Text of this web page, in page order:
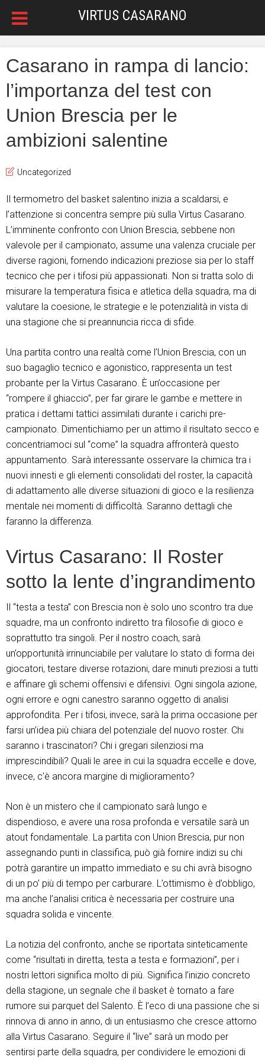
VIRTUS CASARANO
Casarano in rampa di lancio:
l’importanza del test con
Union Brescia per le
ambizioni salentine
Uncategorized
Il termometro del basket salentino inizia a scaldarsi, e
l’attenzione si concentra sempre più sulla Virtus Casarano.
L’imminente confronto con Union Brescia, sebbene non
valevole per il campionato, assume una valenza cruciale per
diverse ragioni, fornendo indicazioni preziose sia per lo staff
tecnico che per i tifosi più appassionati. Non si tratta solo di
misurare la temperatura fisica e atletica della squadra, ma di
valutare la coesione, le strategie e le potenzialità in vista di
una stagione che si preannuncia ricca di sfide.
Una partita contro una realtà come l’Union Brescia, con un
suo bagaglio tecnico e agonistico, rappresenta un test
probante per la Virtus Casarano. È un’occasione per
“rompere il ghiaccio”, per far girare le gambe e mettere in
pratica i dettami tattici assimilati durante i carichi pre-
campionato. Dimentichiamo per un attimo il risultato secco e
concentriamoci sul “come” la squadra affronterà questo
appuntamento. Sarà interessante osservare la chimica tra i
nuovi innesti e gli elementi consolidati del roster, la capacità
di adattamento alle diverse situazioni di gioco e la resilienza
mentale nei momenti di difficoltà. Saranno dettagli che
faranno la differenza.
Virtus Casarano: Il Roster
sotto la lente d’ingrandimento
Il “testa a testa” con Brescia non è solo uno scontro tra due
squadre, ma un confronto indiretto tra filosofie di gioco e
soprattutto tra singoli. Per il nostro coach, sarà
un’opportunità irrinunciabile per valutare lo stato di forma dei
giocatori, testare diverse rotazioni, dare minuti preziosi a tutti
e affinare gli schemi offensivi e difensivi. Ogni singola azione,
ogni errore e ogni canestro saranno oggetto di analisi
approfondita. Per i tifosi, invece, sarà la prima occasione per
farsi un’idea più chiara del potenziale del nuovo roster. Chi
saranno i trascinatori? Chi i gregari silenziosi ma
imprescindibili? Quali le aree in cui la squadra eccelle e dove,
invece, c’è ancora margine di miglioramento?
Non è un mistero che il campionato sarà lungo e
dispendioso, e avere una rosa profonda e versatile sarà un
atout fondamentale. La partita con Union Brescia, pur non
assegnando punti in classifica, può già fornire indizi su chi
potrà garantire un impatto immediato e su chi avrà bisogno
di un po’ più di tempo per carburare. L’ottimismo è d’obbligo,
ma anche l’analisi critica è necessaria per costruire una
squadra solida e vincente.
La notizia del confronto, anche se riportata sinteticamente
come “risultati in diretta, testa a testa e formazioni”, per i
nostri lettori significa molto di più. Significa l’inizio concreto
della stagione, un segnale che il basket è tornato a fare
rumore sui parquet del Salento. È l’eco di una passione che si
rinnova di anno in anno, di un entusiasmo che cresce attorno
alla Virtus Casarano. Seguire il “live” sarà un modo per
sentirsi parte della squadra, per condividere le emozioni di